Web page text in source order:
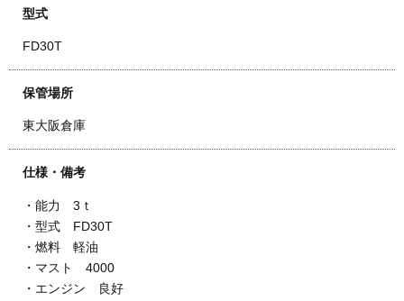
型式
FD30T
保管場所
東大阪倉庫
仕様・備考
・能力 3ｔ
・型式 FD30T
・燃料 軽油
・マスト 4000
・エンジン 良好